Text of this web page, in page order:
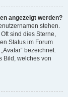
angezeigt werden?
stehen.
sind dies Sterne,
Status im Forum
bezeichnet.
Bild, welches von